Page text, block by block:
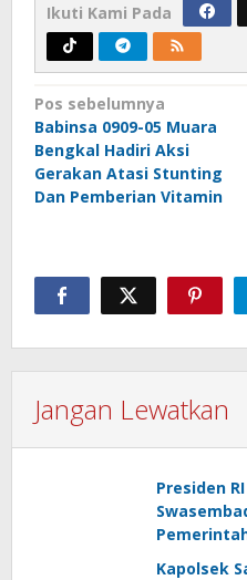
Ikuti Kami Pada
Navigasi
pos
Pos sebelumnya
Babinsa 0909-05 Muara
Bengkal Hadiri Aksi
Gerakan Atasi Stunting
Dan Pemberian Vitamin
Jangan Lewatkan
Presiden
Kapolsek